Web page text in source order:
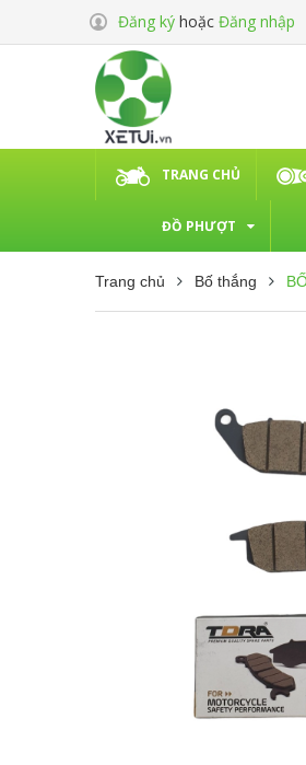
Đăng ký hoặc Đăng nhập
TRANG CHỦ
ĐỒ PHƯỢT
Trang chủ Bố thắng